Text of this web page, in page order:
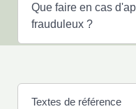
Que faire en cas
frauduleux ?
Textes de référence